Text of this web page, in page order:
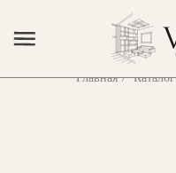
Главная / Каталог